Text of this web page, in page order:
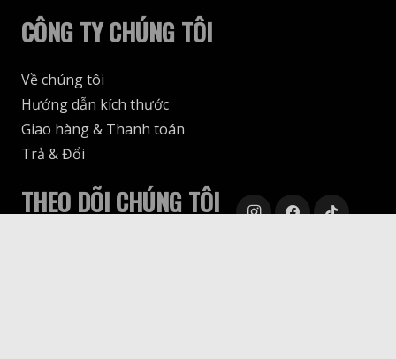
CÔNG TY CHÚNG TÔI
Về chúng tôi
Hướng dẫn kích thước
Giao hàng & Thanh toán
Trả & Đổi
THEO DÕI CHÚNG TÔI